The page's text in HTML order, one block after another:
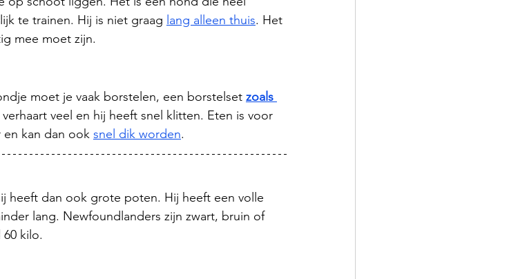
te trainen. Hij is niet graag lang alleen thuis. Het
mee moet zijn.
moet je vaak borstelen, een borstelset zoals
veel en hij heeft snel klitten. Eten is voor
kan dan ook snel dik worden.
heeft dan ook grote poten. Hij heeft een volle
lang. Newfoundlanders zijn zwart, bruin of
kilo.